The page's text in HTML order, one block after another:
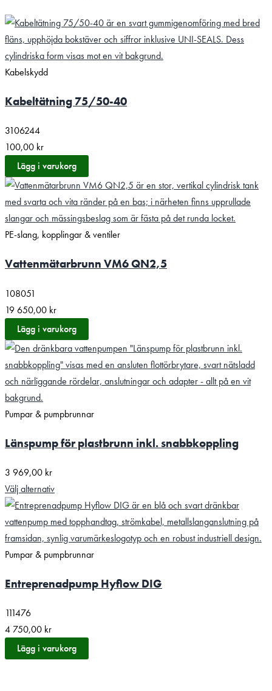
Kabelskydd
Kabeltätning 75/50-40
3106244
100,00 kr
Lägg i varukorg
PE-slang, kopplingar & ventiler
Vattenmätar­brunn VM6 QN2,5
108051
19 650,00 kr
Lägg i varukorg
Pumpar & pumpbrunnar
Länspump för plastbrunn inkl. snabbkoppling
3 969,00 kr
Välj alternativ
Pumpar & pumpbrunnar
Entreprenad­pump Hyflow DIG
111476
4 750,00 kr
Lägg i varukorg